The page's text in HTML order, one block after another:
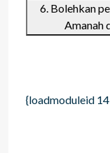
6. Bolehkan
Amanah
{loadmoduleid